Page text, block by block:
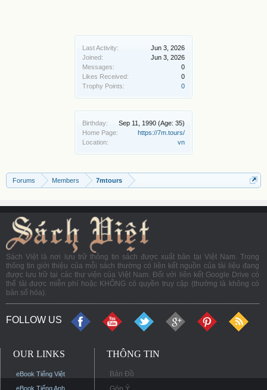
Last Activity:
Jun 3, 2026
Joined:
Jun 3, 2026
Messages:
0
Likes Received:
0
Trophy Points:
0
Birthday: Sep 11, 1990 (Age: 35)
Home Page:
https://7m.tours/
Location:
vn
Forums Members 7mtours
Sách Việt là nơi lưu trữ thông tin sách được xuất bản tại Việt Nam. Trong
thông tin giới thiệu của mỗi sách thường có liên kết nguồn của tài liệu đang
được lưu trữ tại các thư viện của Việt Nam. Đối với liên kết Google Drive có
thể tải được miễn phí hoặc KHÔNG có quyền truy cập (thường là không có
bản số hóa).
FOLLOW US
OUR LINKS
eBook Tiếng Việt
eBook Tiếng Anh
THÔNG TIN
Bản Đồ